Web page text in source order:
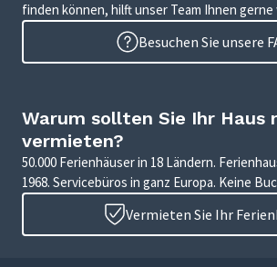
finden können, hilft unser Team Ihnen gerne
Besuchen Sie unsere
Warum sollten Sie Ihr Haus
vermieten?
50.000 Ferienhäuser in 18 Ländern.
1968. Servicebüros in ganz Europa. Keine
Vermieten Sie Ihr